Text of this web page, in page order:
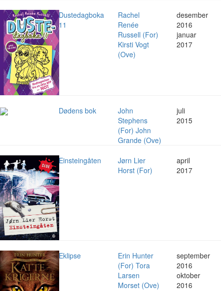
Dustedagboka
11
Rachel
Renée
Russell (For)
Kirsti Vogt
(Ove)
desember
2016
januar
2017
Dødens bok
John
Stephens
(For) John
Grande (Ove)
juli
2015
Einsteingåten
Jørn Lier
Horst (For)
april
2017
Eklipse
Erin Hunter
(For) Tora
Larsen
Morset (Ove)
september
2016
oktober
2016